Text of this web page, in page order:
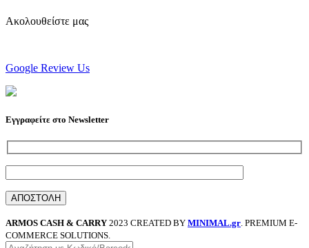
Ακολουθείστε μας
Google Review Us
Εγγραφείτε στο Newsletter
ARMOS CASH & CARRY 2023 CREATED BY MINIMAL.gr . PREMIUM E-
COMMERCE SOLUTIONS.